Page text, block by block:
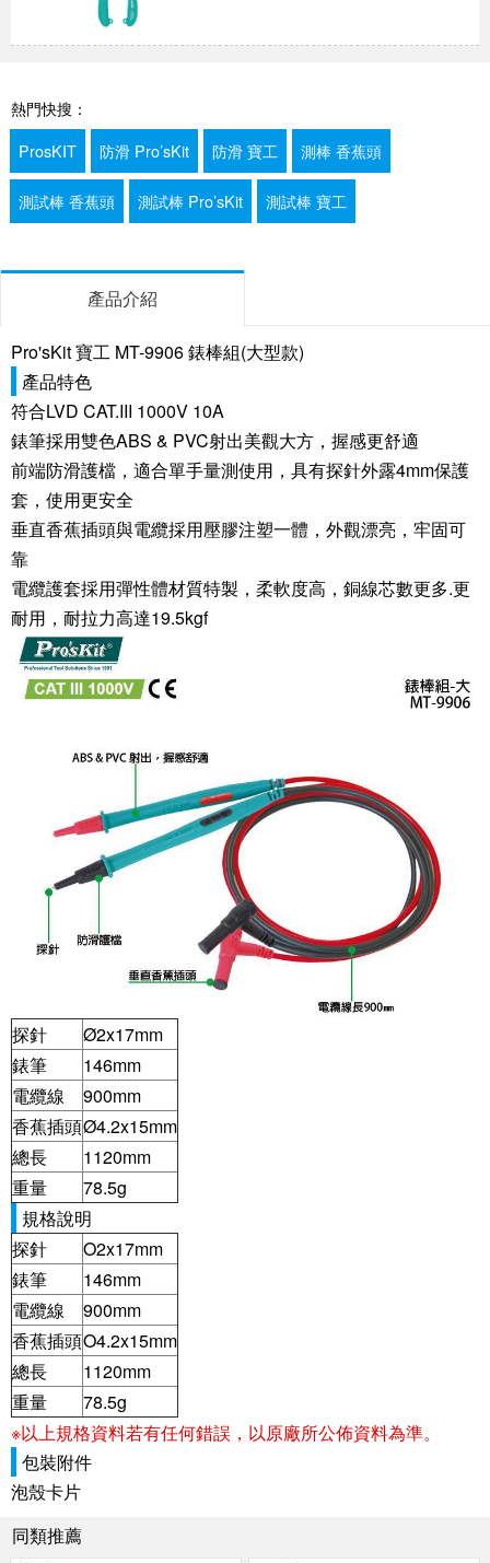
熱門快搜：
ProsKIT
防滑 Pro’sKit 防滑 寶工 測棒 香蕉頭
測試棒 香蕉頭 測試棒 Pro’sKit 測試棒 寶工
產品介紹
Pro'sKit 寶工 MT-9906 錶棒組(大型款)
產品特色
符合LVD CAT.III 1000V 10A
錶筆採用雙色ABS & PVC射出美觀大方 ，握感更舒適
前端防滑護檔，適合單手量測使用， 具有探針外露4mm保護
套，使用更安全
垂直香蕉插頭與電纜採用壓膠注塑一體，外觀漂亮，牢固可
靠
電纜護套採用彈性體材質特製，柔軟度高，銅線芯數更多.更
耐用， 耐拉力高達19.5kgf
探針
Ø2x17mm
錶筆
146mm
電纜線
900mm
香蕉插頭Ø4.2x15mm
總長
1120mm
重量
78.5g
規格說明
探針
O2x17mm
錶筆
146mm
電纜線
900mm
香蕉插頭O4.2x15mm
總長
1120mm
重量
78.5g
※以上規格資料若有任何錯誤，以原廠所公佈資料為準。
包裝附件
泡殼卡片
同類推薦